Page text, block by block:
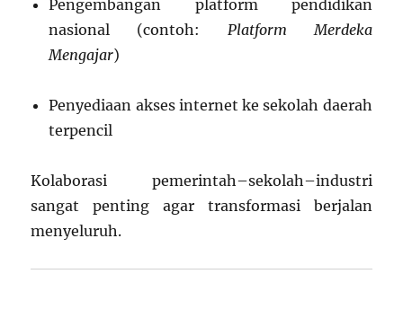
Pengembangan platform pendidikan
nasional (contoh: Platform Merdeka
Mengajar)
Penyediaan akses internet ke sekolah daerah
terpencil
Kolaborasi pemerintah–sekolah–industri
sangat penting agar transformasi berjalan
menyeluruh.